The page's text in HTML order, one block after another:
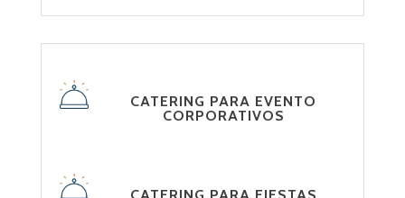
CATERING PARA EVENTO
CORPORATIVOS